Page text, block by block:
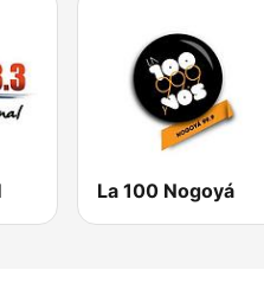
La 100 Nogoyá